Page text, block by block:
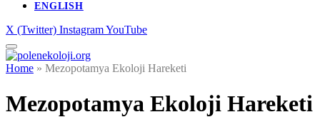
ENGLISH
X (Twitter) InstagramYouTube
Home » Mezopotamya Ekoloji Hareketi
Mezopotamya Ekoloji Hareketi